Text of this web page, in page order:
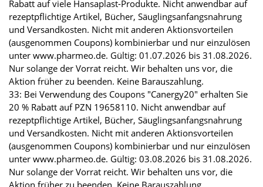
Rabatt auf viele Hansaplast-Produkte. Nicht anwendbar auf
rezeptpflichtige Artikel, Bücher, Säuglingsanfangsnahrung
und Versandkosten. Nicht mit anderen Aktionsvorteilen
(ausgenommen Coupons) kombinierbar und nur einzulösen
unter www.pharmeo.de. Gültig: 01.07.2026 bis 31.08.2026.
Nur solange der Vorrat reicht. Wir behalten uns vor, die
Aktion früher zu beenden. Keine Barauszahlung.
33: Bei Verwendung des Coupons "Canergy20" erhalten Sie
20 % Rabatt auf PZN 19658110. Nicht anwendbar auf
rezeptpflichtige Artikel, Bücher, Säuglingsanfangsnahrung
und Versandkosten. Nicht mit anderen Aktionsvorteilen
(ausgenommen Coupons) kombinierbar und nur einzulösen
unter www.pharmeo.de. Gültig: 03.08.2026 bis 31.08.2026.
Nur solange der Vorrat reicht. Wir behalten uns vor, die